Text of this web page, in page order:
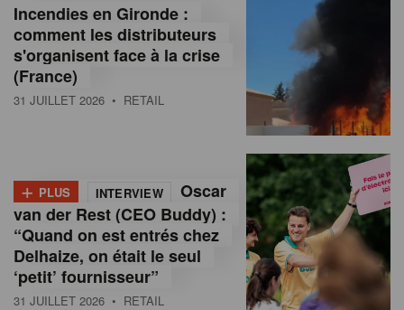
Incendies en Gironde :
comment les distributeurs
s'organisent face à la crise
(France)
31 JUILLET 2026 • RETAIL
+ PLUS INTERVIEW
Oscar
van der Rest (CEO Buddy) :
“Quand on est entrés chez
Delhaize, on était le seul
‘petit’ fournisseur”
31 JUILLET 2026 • RETAIL